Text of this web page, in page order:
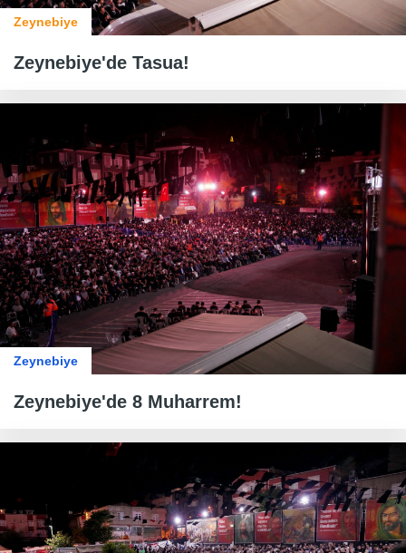
Zeynebiye
Zeynebiye'de Tasua!
Zeynebiye
Zeynebiye'de 8 Muharrem!